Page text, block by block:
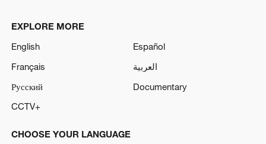
EXPLORE MORE
English
Español
Français
العربية
Русский
Documentary
CCTV+
CHOOSE YOUR LANGUAGE